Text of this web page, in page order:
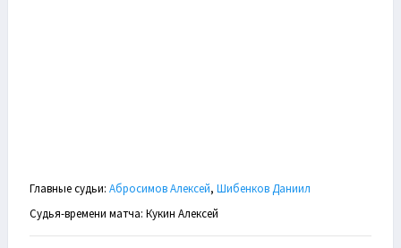
Главные судьи: Абросимов Алексей, Шибенков Даниил
Судья-времени матча: Кукин Алексей